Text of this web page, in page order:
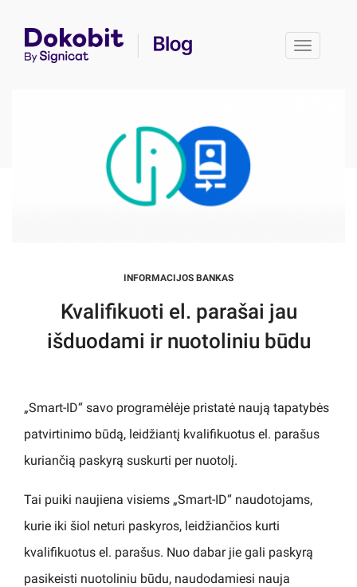
Toggle
INFORMACIJOS BANKAS
Kvalifikuoti el. parašai jau
išduodami ir nuotoliniu būdu
„Smart-ID“ savo programėlėje pristatė naują tapatybės
patvirtinimo būdą, leidžiantį kvalifikuotus el. parašus
kuriančią paskyrą suskurti per nuotolį.
Tai puiki naujiena visiems „Smart-ID“ naudotojams,
kurie iki šiol neturi paskyros, leidžiančios kurti
kvalifikuotus el. parašus. Nuo dabar jie gali paskyrą
pasikeisti nuotoliniu būdu, naudodamiesi nauja